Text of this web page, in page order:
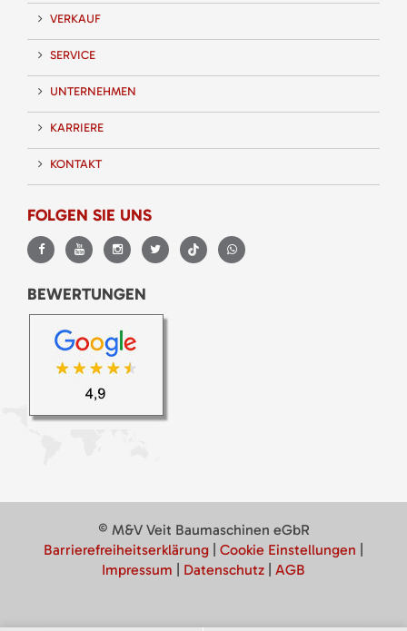
VERKAUF
SERVICE
UNTERNEHMEN
KARRIERE
KONTAKT
FOLGEN SIE UNS
BEWERTUNGEN
© M&V Veit Baumaschinen eGbR
Barrierefreiheitserklärung
Cookie Einstellungen
Impressum
Datenschutz AGB